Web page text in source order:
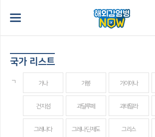
국가 리스트
ㄱ 가나 가봉 가이아나
건지섬 과달루페 과테말라
그레나다 그레나딘 제도 그리스